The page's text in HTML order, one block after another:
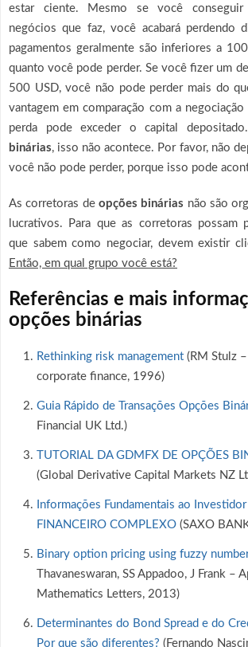
estar ciente. Mesmo se você
negócios que faz, você acabará perdendo
pagamentos geralmente são inferiores a
quanto você pode perder. Se você fizer um
500 USD, você não pode perder mais do
vantagem em comparação com a negociação
perda pode exceder o capital
binárias, isso não acontece. Por favor, não
você não pode perder, porque isso pode
As corretoras de opções binárias não são
lucrativos. Para que as corretoras possam
que sabem como negociar, devem existir
Então, em qual grupo você está?
Referências e mais
opções binárias
Rethinking risk management (RM Stulz
corporate finance, 1996)
Guia Rápido de Transações Opções
Financial UK Ltd.)
TUTORIAL DA GDMFX DE OPÇÕES
(Global Derivative Capital Markets NZ
Informações Fundamentais ao
FINANCEIRO COMPLEXO (SAXO
Binary option pricing using fuzzy
Thavaneswaran, SS Appadoo, J Frank –
Mathematics Letters, 2013)
Determinantes do Bond Spread e do
Por que são diferentes? (Fernando